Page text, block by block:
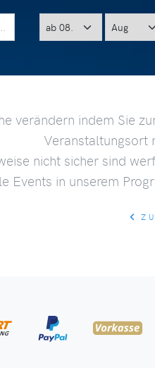
verändern indem Sie
Veranstaltungsort
nicht sicher sind
Events in unserem